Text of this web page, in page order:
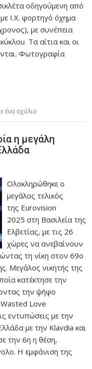
οδηγούμενη από
Ι.Χ. φορτηγό όχημα
με συνέπεια
Τα αίτια και οι
Φωτογραφία
ένα σχόλιο
η μεγάλη
Ολοκληρώθηκε ο
μεγάλος τελικός
της Eurovision
2025 στη Βασιλεία της
Ελβετίας, με τις 26
χώρες να ανεβαίνουν
τη νίκη στον 69ο
Μεγάλος νικητής της
κατέκτησε την
την ψήφο
Love
εντυπώσεις με την
με την Klavdia και
την 6η η θέση,
Η εμφάνιση της